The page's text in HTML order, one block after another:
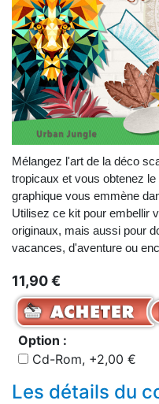
Mélangez l'art de la déco
tropicaux et vous obtenez le
graphique vous emmène
Utilisez ce kit pour embellir
originaux, mais aussi pour
vacances, d'aventure ou
11,90 €
Option :
Cd-Rom, +2,00 €
Les détails du